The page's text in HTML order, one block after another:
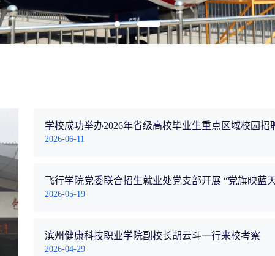
2026-06-11
2026-05-19
滨州健康科技职业学院副校长胡云斗一行来校考察
2026-04-29